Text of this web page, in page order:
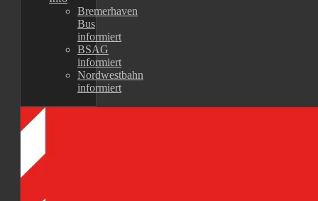
Bremerhaven
Bus
informiert
BSAG
informiert
Nordwestbahn
informiert